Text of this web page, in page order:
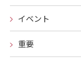
イベント
重要